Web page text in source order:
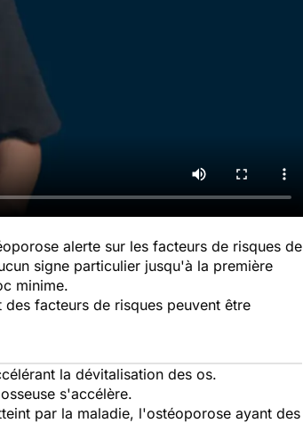
alerte sur les facteurs de risques de
signe particulier jusqu'à la première
minime.
facteurs de risques peuvent être
la dévitalisation des os.
s'accélère.
par la maladie, l'ostéoporose ayant des